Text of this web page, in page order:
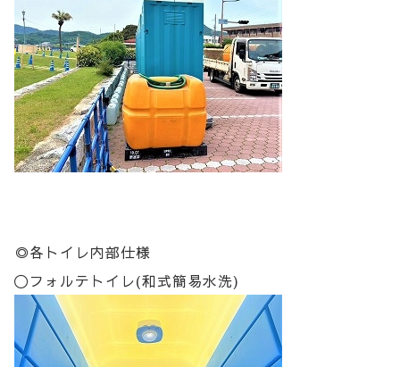
◎各トイレ内部仕様
〇フォルテトイレ(和式簡易水洗)